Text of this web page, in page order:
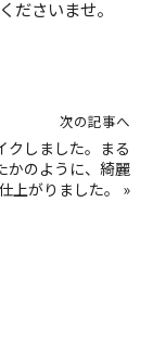
ださいませ。
次の記事へ
クしました。まる
かのように、綺麗
上がりました。
»